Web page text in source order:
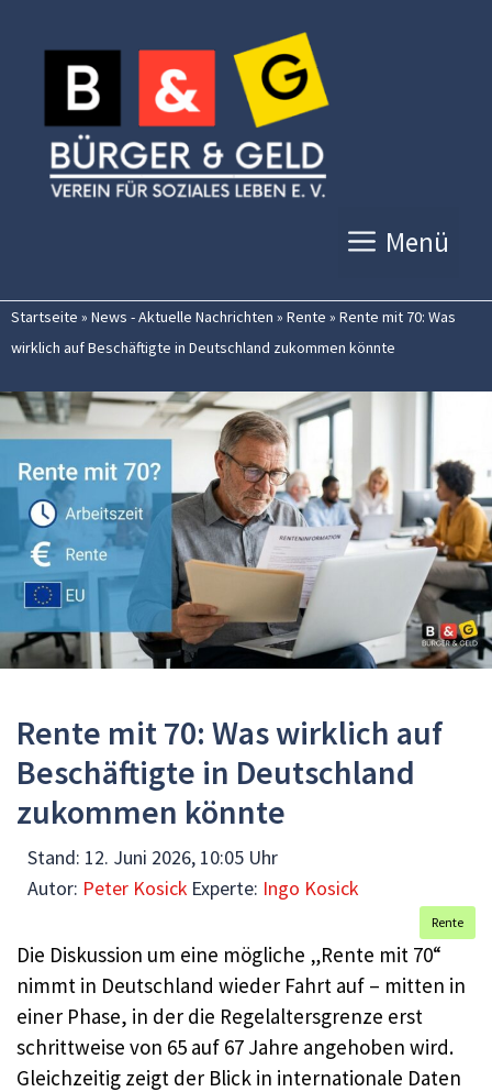
Inhalt
springen
Menü
Startseite » News - Aktuelle Nachrichten » Rente » Rente mit 70: Was
wirklich auf Beschäftigte in Deutschland zukommen könnte
Rente mit 70: Was wirklich auf
Beschäftigte in Deutschland
zukommen könnte
Stand: 12. Juni 2026, 10:05 Uhr
Autor: Peter Kosick Experte: Ingo Kosick
Rente
Die Diskussion um eine mögliche „Rente mit 70“
nimmt in Deutschland wieder Fahrt auf – mitten in
einer Phase, in der die Regelaltersgrenze erst
schrittweise von 65 auf 67 Jahre angehoben wird.
Gleichzeitig zeigt der Blick in internationale Daten